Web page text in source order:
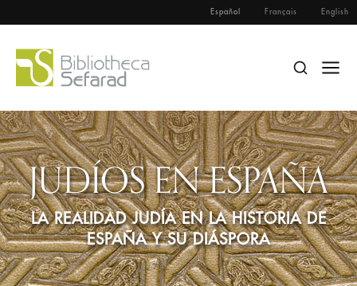
Español Français English
JUDÍOS EN ESPAÑA
LA REALIDAD JUDÍA EN LA HISTORIA DE
ESPAÑA Y SU DIÁSPORA